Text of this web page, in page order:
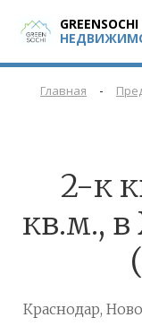
GREENSOCHI
Главная -
2-к
кв.м.,
Краснодар,